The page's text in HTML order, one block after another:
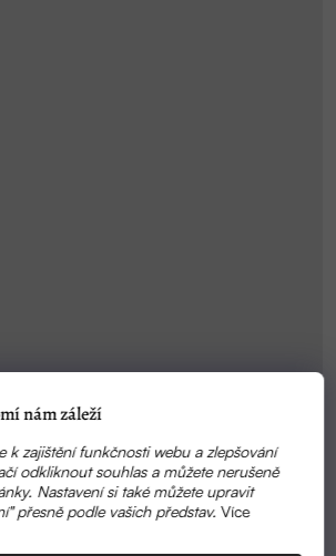
nám záleží
k zajištění funkčnosti webu a zlepšování
odkliknout souhlas a můžete nerušeně
Nastavení si také můžete upravit
přesně podle vašich představ.Více
SŮL – CHYTRÉ ČIŠTĚNÍ BEZ
| ECOHAUS